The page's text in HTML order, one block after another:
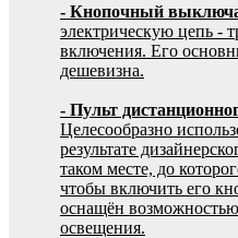
- Кнопочный
электрическую цепь -
включения. Его
дешевизна.
- Пульт
Целесообразно
результате
таком месте, до
чтобы включить его
оснащён возможностью
освещения.